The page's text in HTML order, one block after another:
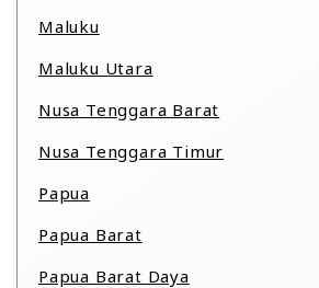
Maluku
Maluku Utara
Nusa Tenggara Barat
Nusa Tenggara Timur
Papua
Papua Barat
Papua Barat Daya